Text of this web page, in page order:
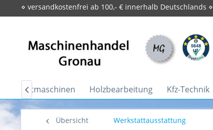
⋄ versandkostenfrei ab 100,- € innerhalb Deutschlands ⋄
Holzbearbeitung Kfz-Technik

Übersicht Werkstattausstattung